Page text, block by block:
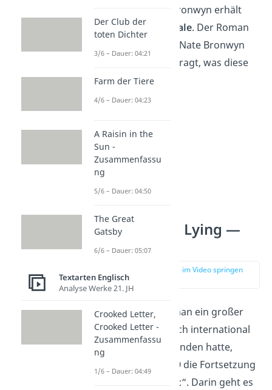
wieder bergauf. Bronwyn erhält
eineZusage von Yale. Der Roman
endet damit, dass Nate Bronwyn
fragt, was diese
gerne annimmt.
One of Us Is Lying —
Fortsetzung
zur Stelle im Video springen
Nachdem der Roman ein großer
Erfolg war und auch international
viel Zuspruch gefunden hatte,
2019 die Fortsetzung
One of Us Is Next“. Darin geht es
Der Club der
toten Dichter
3/6 – Dauer: 04:21
Farm der Tiere
4/6 – Dauer: 04:23
A Raisin in the
Sun -
Zusammenfassu
ng
5/6 – Dauer: 04:50
The Great
Gatsby
6/6 – Dauer: 05:07
Textarten Englisch
Analyse Werke 21. JH
Crooked Letter,
Crooked Letter -
Zusammenfassu
ng
1/6 – Dauer: 04:49